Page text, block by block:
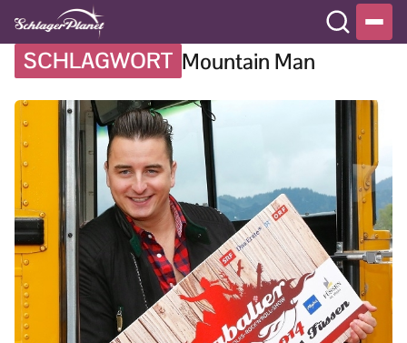
SCHLAGWORT Mountain Man